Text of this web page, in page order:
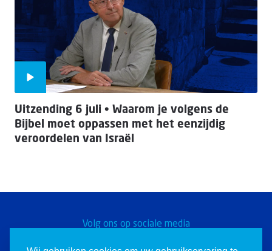
Uitzending 6 juli • Waarom je volgens de
Bijbel moet oppassen met het eenzijdig
veroordelen van Israël
Volg ons op sociale media